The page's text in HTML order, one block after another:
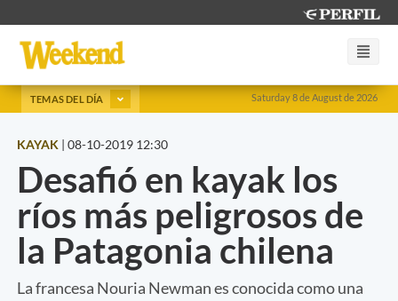
Saturday 8 de August de 2026
TEMAS DEL DÍA
KAYAK | 08-10-2019 12:30
Desafió en kayak los
ríos más peligrosos de
la Patagonia chilena
La francesa Nouria Newman es conocida como una